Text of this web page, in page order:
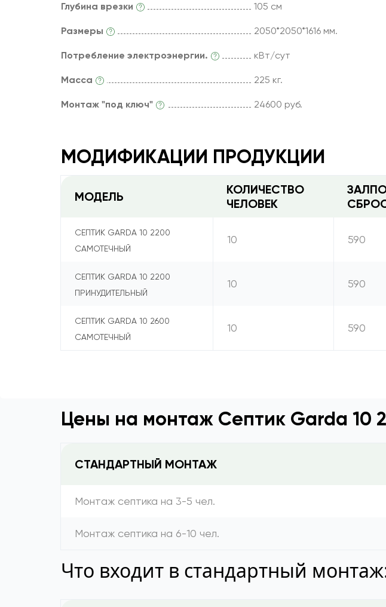
Глубина врезки 105 см
Размеры 2050*2050*1616 мм.
Потребление электроэнергии. кВт/сут
Масса 225 кг.
Монтаж "под ключ" 24600 руб.
МОДИФИКАЦИИ ПРОДУКЦИИ
МОДЕЛЬ
КОЛИЧЕСТВО
ЧЕЛОВЕК
СЕПТИК GARDA 10 2200
САМОТЕЧНЫЙ
10 590
СЕПТИК GARDA 10 2200
ПРИНУДИТЕЛЬНЫЙ
10 590
СЕПТИК GARDA 10 2600
САМОТЕЧНЫЙ
10 590
Цены на монтаж Септик Garda 10
СТАНДАРТНЫЙ МОНТАЖ
Монтаж септика на 3-5 чел.
Монтаж септика на 6-10 чел.
Что входит в стандартный